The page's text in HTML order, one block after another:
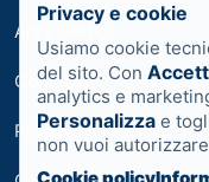
Area medici
Contatti
Privacy
Privacy e cookie
Usiamo cookie
del sito. Con
analytics e
Personalizza e
non vuoi